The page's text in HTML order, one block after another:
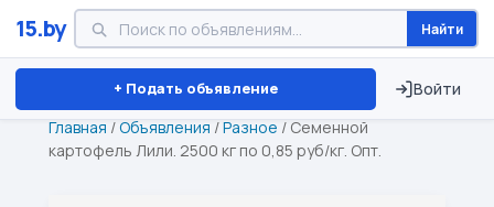
15.by Найти
+ Подать объявление Войти
Минск Витебск Брест ⏱ ТОЛЬКО 15 ДНЕЙ
Главная /Объявления /Разное / Семенной
картофель Лили. 2500 кг по 0,85 руб/кг. Опт.